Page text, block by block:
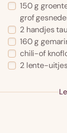
150 g
grof
2 handjes
160 g
chili-of
2 lente-